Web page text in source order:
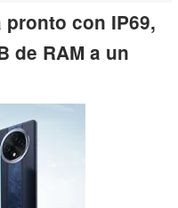
pronto con IP69,
de RAM a un